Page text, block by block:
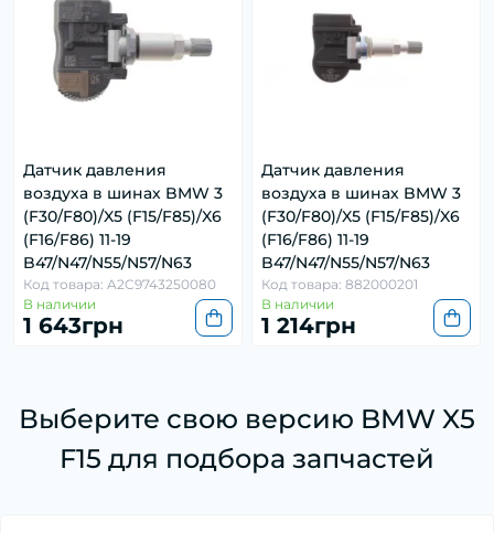
Датчик давления
воздуха в шинах BMW 3
(F30/F80)/X5 (F15/F85)/X6
(F16/F86) 11-19
B47/N47/N55/N57/N63
Код товара: A2C9743250080
В наличии
1 643грн
Датчик давления
воздуха в шинах BMW 3
(F30/F80)/X5 (F15/F85)/X6
(F16/F86) 11-19
B47/N47/N55/N57/N63
Код товара: 882000201
В наличии
1 214грн
Выберите свою версию BMW X5
F15 для подбора запчастей